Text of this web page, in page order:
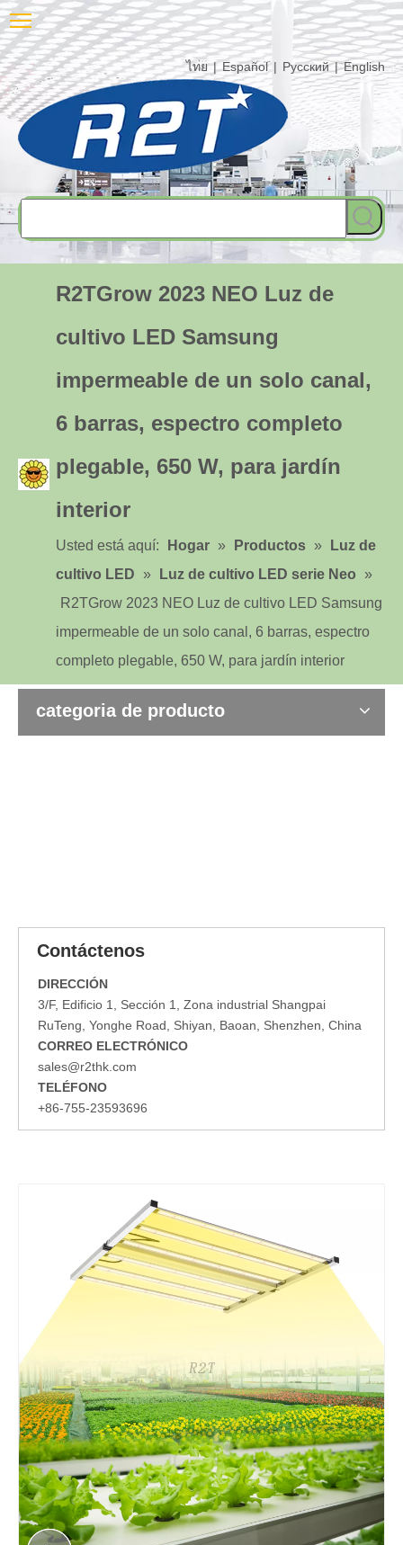
ไทย | Español | Pусский | English
R2TGrow 2023 NEO Luz de
cultivo LED Samsung
impermeable de un solo canal,
6 barras, espectro completo
plegable, 650 W, para jardín
interior
Usted está aquí: Hogar » Productos »
Luz de
cultivo LED
» Luz de cultivo LED serie Neo
»
R2TGrow 2023 NEO Luz de cultivo LED Samsung
impermeable de un solo canal, 6 barras, espectro
completo plegable, 650 W, para jardín interior
categoria de producto
Contáctenos
DIRECCIÓN
3/F, Edificio 1, Sección 1, Zona industrial Shangpai
RuTeng, Yonghe Road, Shiyan, Baoan, Shenzhen, China
CORREO ELECTRÓNICO
sales@r2thk.com
TELÉFONO
+86-755-23593696